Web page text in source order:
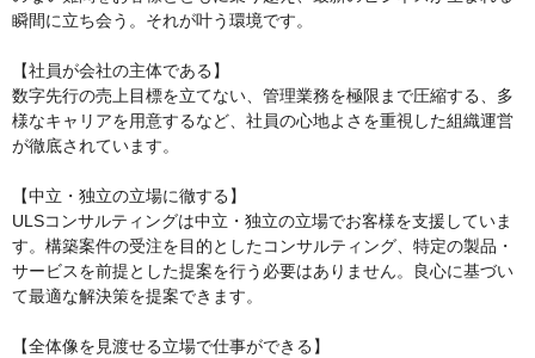
瞬間に立ち会う。それが叶う環境です。
【社員が会社の主体である】
数字先行の売上目標を立てない、管理業務を極限まで圧縮する、多
様なキャリアを用意するなど、社員の心地よさを重視した組織運営
が徹底されています。
【中立・独立の立場に徹する】
ULSコンサルティングは中立・独立の立場でお客様を支援していま
す。構築案件の受注を目的としたコンサルティング、特定の製品・
サービスを前提とした提案を行う必要はありません。良心に基づい
て最適な解決策を提案できます。
【全体像を見渡せる立場で仕事ができる】